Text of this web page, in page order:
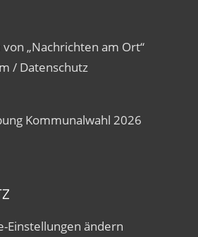
von „Nachrichten am Ort“
/ Datenschutz
Kommunalwahl 2026
Einstellungen ändern